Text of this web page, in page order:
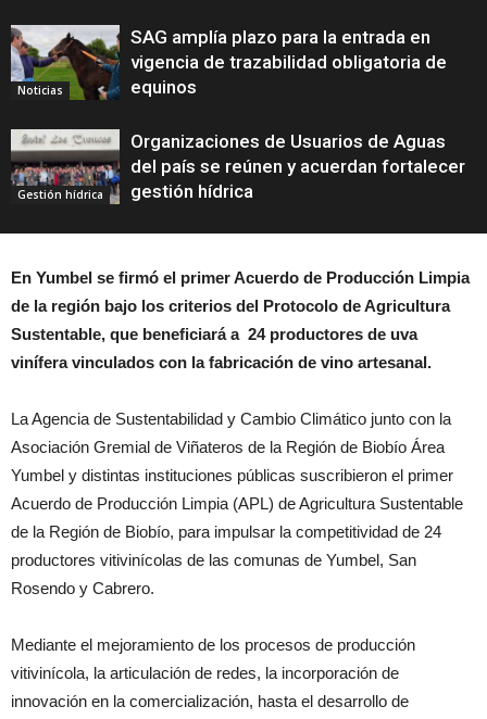
Noticias
SAG amplía plazo para la entrada en
vigencia de trazabilidad obligatoria de
equinos
Gestión hídrica
Organizaciones de Usuarios de Aguas
del país se reúnen y acuerdan fortalecer
gestión hídrica
En Yumbel se firmó el primer Acuerdo de Producción Limpia
de la región bajo los criterios del Protocolo de Agricultura
Sustentable, que beneficiará a 24 productores de uva
viníferavinculados con la fabricación de vino artesanal.
La Agencia de Sustentabilidad y Cambio Climático junto con la
Asociación Gremial de Viñateros de la Región de Biobío Área
Yumbel y distintas instituciones públicas suscribieron el primer
Acuerdo de Producción Limpia (APL) de Agricultura Sustentable
de la Región de Biobío, para impulsar la competitividad de 24
productores vitivinícolas de las comunas de Yumbel, San
Rosendo y Cabrero.
Mediante el mejoramiento de los procesos de producción
vitivinícola, la articulación de redes, la incorporación de
innovación en la comercialización, hasta el desarrollo de